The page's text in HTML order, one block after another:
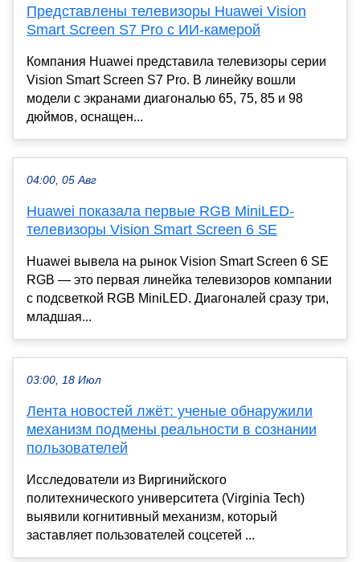
Представлены телевизоры Huawei Vision
Smart Screen S7 Pro с ИИ-камерой
Компания Huawei представила телевизоры серии
Vision Smart Screen S7 Pro. В линейку вошли
модели с экранами диагональю 65, 75, 85 и 98
дюймов, оснащен...
04:00, 05 Авг
Huawei показала первые RGB MiniLED-
телевизоры Vision Smart Screen 6 SE
Huawei вывела на рынок Vision Smart Screen 6 SE
RGB — это первая линейка телевизоров компании
с подсветкой RGB MiniLED. Диагоналей сразу три,
младшая...
03:00, 18 Июл
Лента новостей лжёт: ученые обнаружили
механизм подмены реальности в сознании
пользователей
Исследователи из Виргинийского
политехнического университета (Virginia Tech)
выявили когнитивный механизм, который
заставляет пользователей соцсетей ...